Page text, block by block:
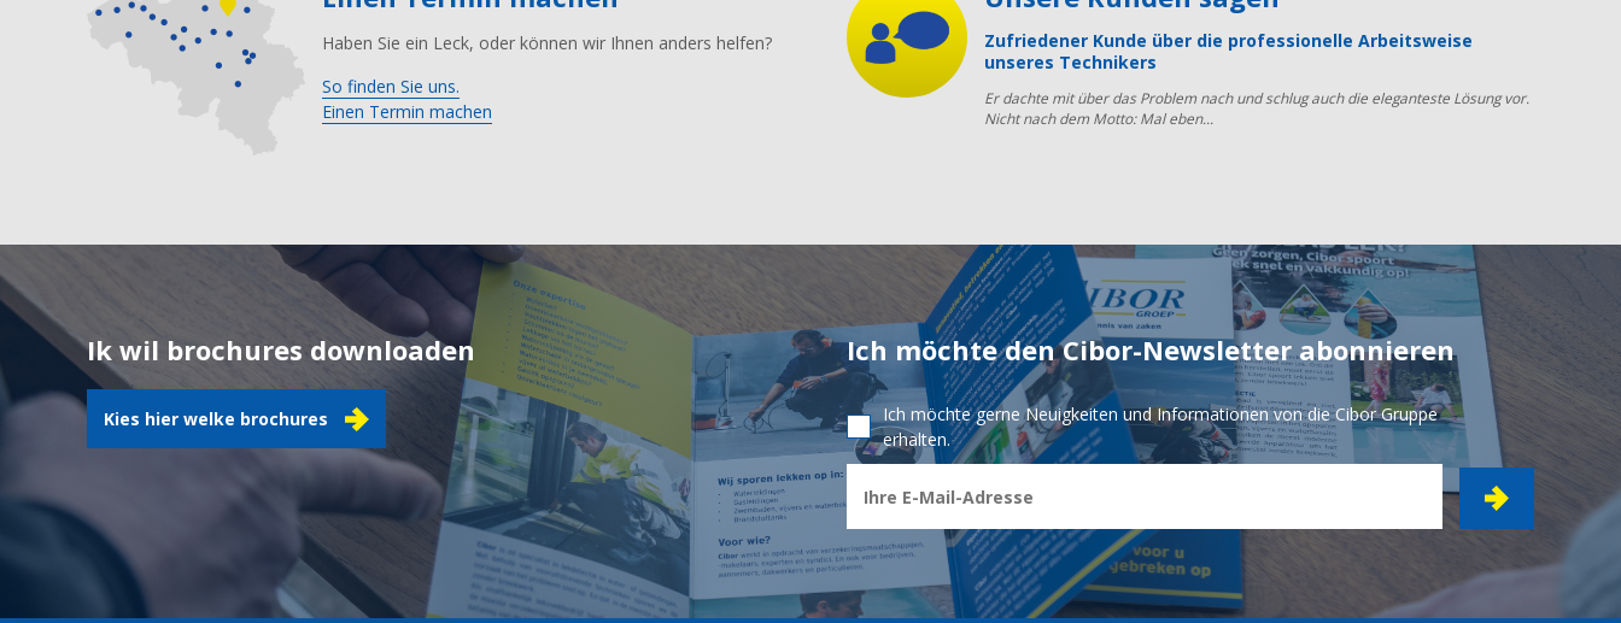
Haben Sie ein Leck, oder können wir Ihnen anders helfen?
So finden Sie uns.
Einen Termin machen
Zufriedener Kunde über die professionelle Arbeitsweise
unseres Technikers
Er dachte mit über das Problem nach und schlug auch die eleganteste Lösung vor.
Nicht nach dem Motto: Mal eben...
Ik wil brochures downloaden
Kies hier welke brochures
Ich möchte den Cibor-Newsletter abonnieren
Ich möchte gerne Neuigkeiten und Informationen von die Cibor Gruppe
erhalten.